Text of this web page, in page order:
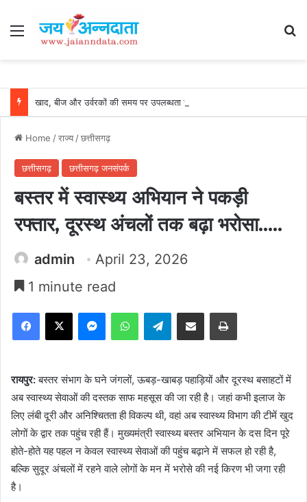
Menu
Home /राज्य/छत्तीसगढ़
छत्तीसगढ़ छत्तीसगढ़ जनसंपर्क
बस्तर में स्वास्थ्य अभियान ने पकड़ी
रफ्तार, दूरस्थ अंचलों तक बढ़ा भरोसा…..
admin
April 23, 2026
1 minute read
Facebook
X MessengerWhatsAppTelegramShare via Email Print
रायपुर:बस्तर संभाग के घने जंगलों, ऊबड़-खाबड़ पहाड़ियों और दूरस्थ बसाहटों में
अब स्वास्थ्य सेवाओं की दस्तक साफ महसूस की जा रही है। जहां कभी इलाज के
लिए लंबी दूरी और अनिश्चितता ही विकल्प थी, वहां अब स्वास्थ्य विभाग की टीमें खुद
लोगों के द्वार तक पहुंच रही हैं। मुख्यमंत्री स्वास्थ्य बस्तर अभियान के दस दिन पूरे
होते-होते यह पहल न केवल स्वास्थ्य सेवाओं की पहुंच बढ़ाने में सफल हो रही है,
बल्कि सुदूर अंचलों में रहने वाले लोगों के मन में भरोसे की नई किरण भी जगा रही
है।